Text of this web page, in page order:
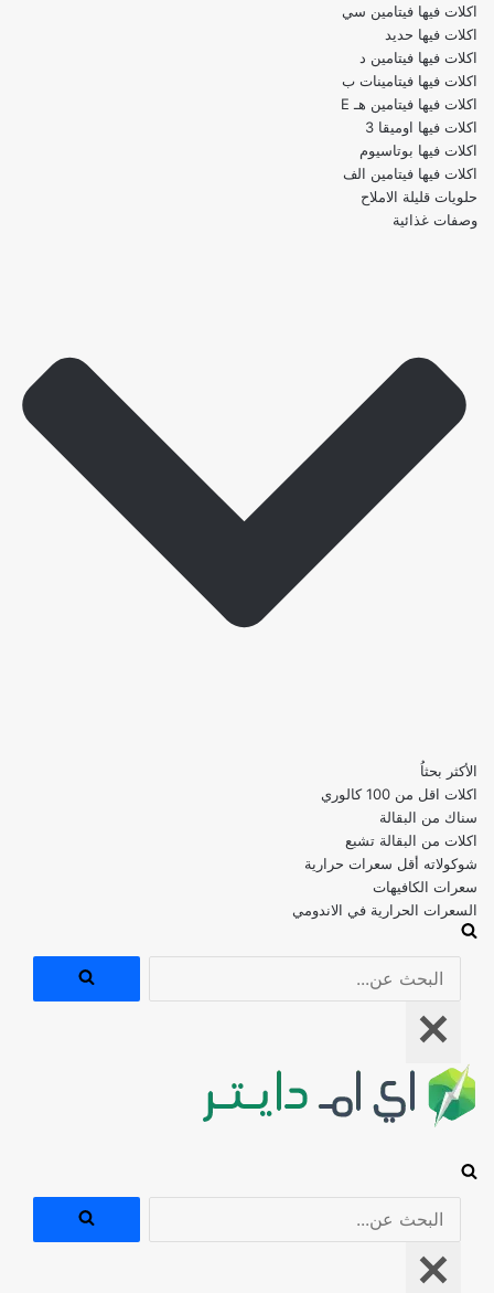
اكلات فيها فيتامين سي
اكلات فيها حديد
اكلات فيها فيتامين د
اكلات فيها فيتامينات ب
اكلات فيها فيتامين هـ E
اكلات فيها اوميقا 3
اكلات فيها بوتاسيوم
اكلات فيها فيتامين الف
حلويات قليلة الاملاح
وصفات غذائية
الأكثر بحثاُ
اكلات اقل من 100 كالوري
اكلات من البقالة تشبع
شوكولاته أقل سعرات حرارية
سعرات الكافيهات
السعرات الحرارية في الاندومي
قائمة